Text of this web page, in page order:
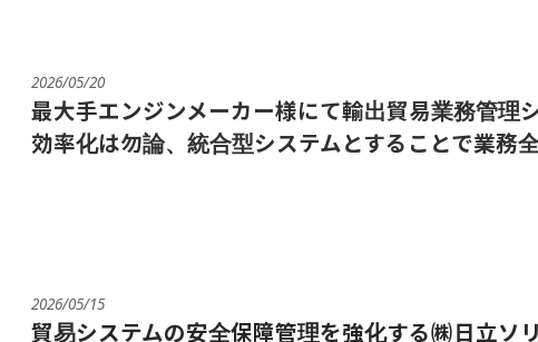
2026/05/20
最大手エンジンメーカー様にて輸出貿易業務管理
効率化は勿論、統合型システムとすることで業務
2026/05/15
貿易システムの安全保障管理を強化する㈱日立ソ